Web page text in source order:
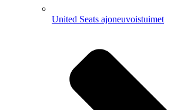
United Seats ajoneuvoistuimet